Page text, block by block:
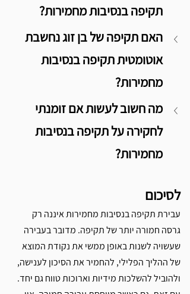
תקיפה בנסיבות מחמירות?
האם תקיפה של בן זוג נחשבת
אוטומטית תקיפה בנסיבות
מחמירות?
מה חשוב לעשות אם זומנתי
לחקירה על תקיפה בנסיבות
מחמירות?
לסיכום
עבירת תקיפה בנסיבות מחמירות איננה רק
גרסה חמורה יותר של תקיפה. מדובר בעבירה
שעשויה לשנות באופן ממשי את נקודת המוצא
של ההליך הפלילי, להחמיר את הסיכון לענישה,
ולהוביל להשלכות מידיות וארוכות טווח גם יחד.